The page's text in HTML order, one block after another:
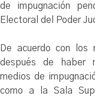
de impugnación
Electoral del Poder
De acuerdo con
después de haber
medios de
como a la Sala